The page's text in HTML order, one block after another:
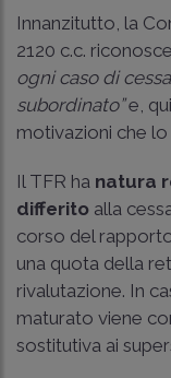
Innanzitutto, la
2120 c.c.
ogni caso di
subordinato”e,
motivazioni che
Il TFR ha natura
differito alla
corso del
una quota della
rivalutazione. In
maturato viene
sostitutiva ai